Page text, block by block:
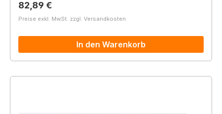
Regulärer Preis:
82,89 €
Preise exkl. MwSt. zzgl. Versandkosten
In den Warenkorb